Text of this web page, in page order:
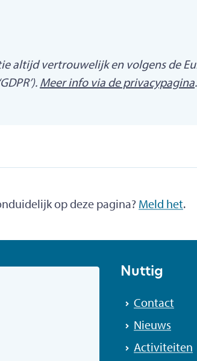
altijd vertrouwelijk en volgens de
Meer info via de privacypagina.
op deze pagina?Meld het.
Nuttig
Contact
Nieuws
Activiteiten